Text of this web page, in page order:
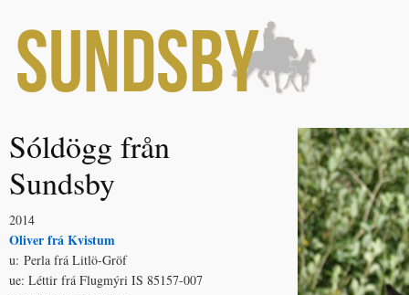
Sóldögg från
Sundsby
2014
Oliver frá Kvistum
u: Perla frá Litlö-Gröf
ue: Léttir frá Flugmýri IS 85157-007